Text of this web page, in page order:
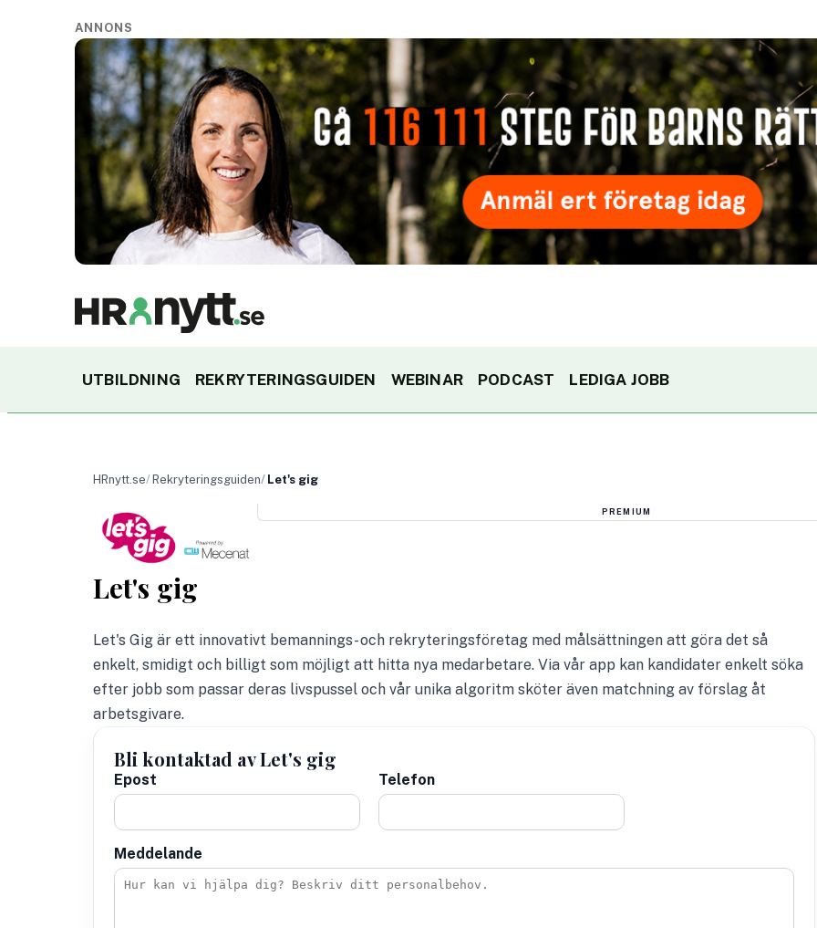
ANNONS
UTBILDNING REKRYTERINGSGUIDEN WEBINAR PODCAST LEDIGA JOBB
HRnytt.se Rekryteringsguiden Let's gig
PREMIUM
Let's gig
Let's Gig är ett innovativt bemannings- och rekryteringsföretag med målsättningen att göra det så
enkelt, smidigt och billigt som möjligt att hitta nya medarbetare. Via vår app kan kandidater enkelt söka
efter jobb som passar deras livspussel och vår unika algoritm sköter även matchning av förslag åt
arbetsgivare.
Bli kontaktad av Let's gig
Epost Telefon
Meddelande